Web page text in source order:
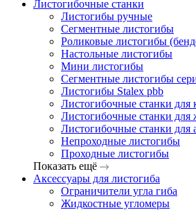
Листогибочные станки
Листогибы ручные
Сегментные листогибы
Роликовые листогибы
Настольные листогибы
Мини листогибы
Сегментные листогибы
Листогибы Stalex pbb
Листогибочные станки
Листогибочные станки для
Листогибочные станки для
Непроходные листогибы
Проходные листогибы
Показать ещё
Аксессуары для листогиба
Ограничители угла гиба
Жидкостные угломеры